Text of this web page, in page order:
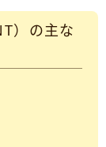
）の主な